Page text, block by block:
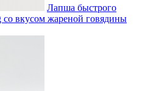
Лапша быстрого
со вкусом жареной говядины